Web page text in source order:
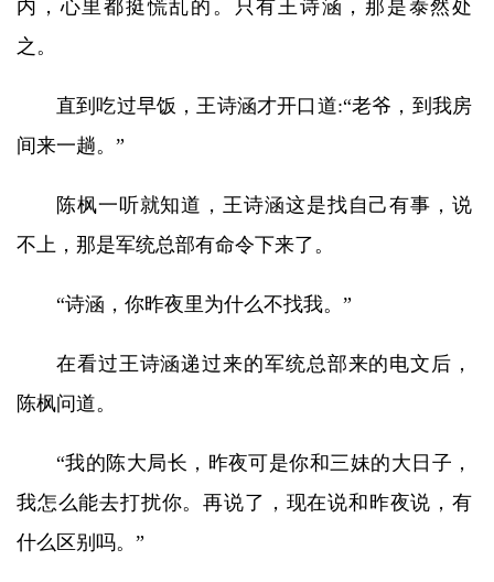
内，心里都挺慌乱的。只有王诗涵，那是泰然处
之。
直到吃过早饭，王诗涵才开口道:“老爷，到我房
间来一趟。”
陈枫一听就知道，王诗涵这是找自己有事，说
不上，那是军统总部有命令下来了。
“诗涵，你昨夜里为什么不找我。”
在看过王诗涵递过来的军统总部来的电文后，
陈枫问道。
“我的陈大局长，昨夜可是你和三妹的大日子，
我怎么能去打扰你。再说了，现在说和昨夜说，有
什么区别吗。”